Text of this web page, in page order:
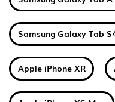
Samsung Galaxy Tab
Apple iPhone XR